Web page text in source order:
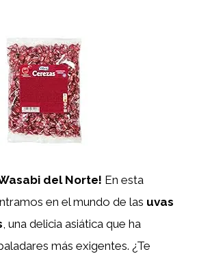
del Norte! En esta
en el mundo de las uvas
, una delicia asiática que ha
más exigentes. ¿Te